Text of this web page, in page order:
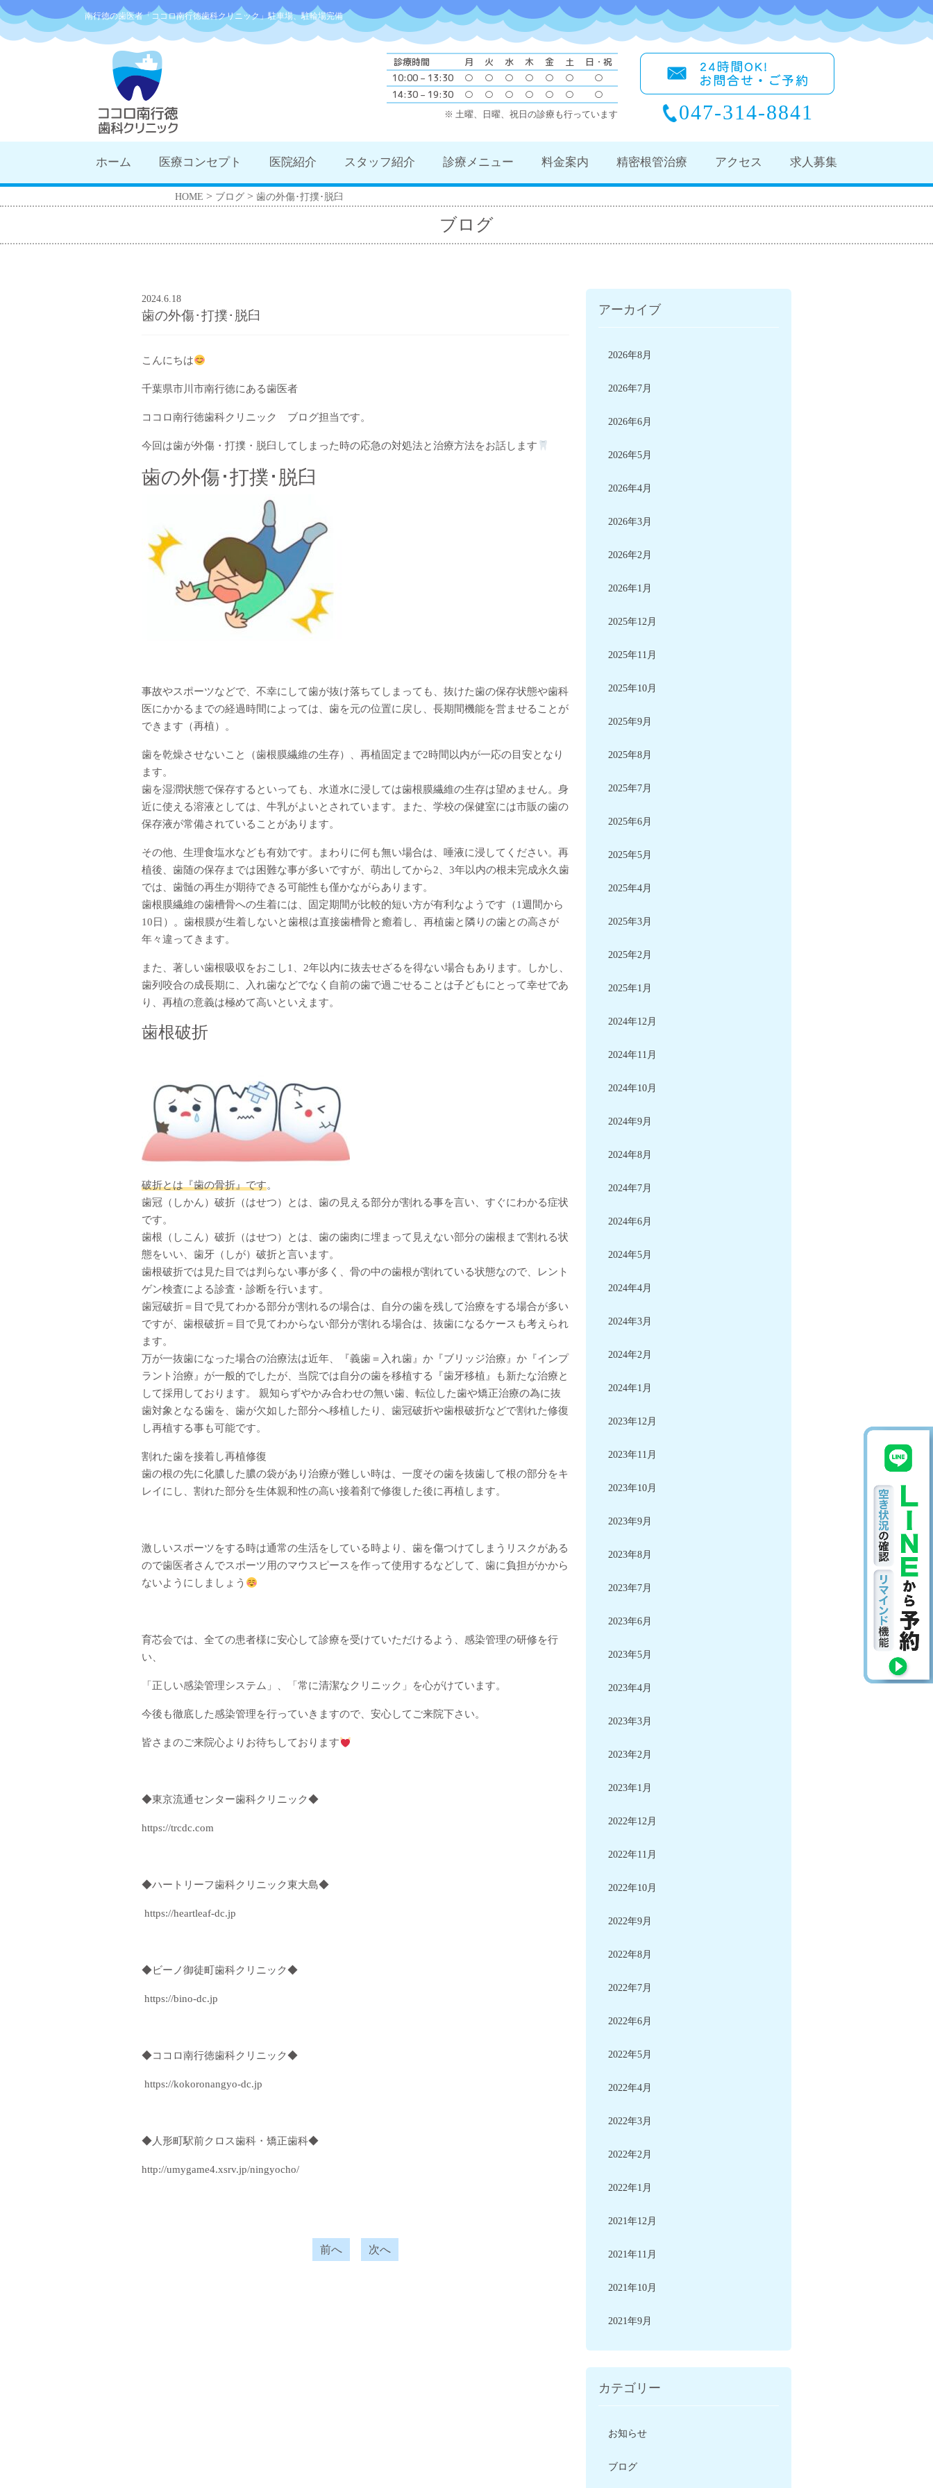
南行徳の歯医者「ココロ南行徳歯科クリニック」駐車場、駐輪場完備
診療時間 月 火 水 木 金 土
日・祝
10:00 – 13:30
○ ○ ○ ○ ○ ○
○
14:30 – 19:30
○ ○ ○ ○ ○ ○ ○
※ 土曜、日曜、祝日の診療も行っています 047-314-8841
ホーム 医療コンセプト 医院紹介 スタッフ紹介 診療メニュー 料金案内 精密根管治療 アクセス 求人募集
HOME > ブログ > 歯の外傷･打撲･脱臼
ブログ
2024.6.18
歯の外傷･打撲･脱臼
こんにちは
千葉県市川市南行徳にある歯医者
ココロ南行徳歯科クリニック ブログ担当です。
今回は歯が外傷・打撲・脱臼してしまった時の応急の対処法と治療方法をお話します
歯の外傷･打撲･脱臼
事故やスポーツなどで、不幸にして歯が抜け落ちてしまっても、抜けた歯の保存状態や歯科
医にかかるまでの経過時間によっては、歯を元の位置に戻し、長期間機能を営ませることが
できます（再植）。
歯を乾燥させないこと（歯根膜繊維の生存）、再植固定まで2時間以内が一応の目安となり
ます。
歯を湿潤状態で保存するといっても、水道水に浸しては歯根膜繊維の生存は望めません。身
近に使える溶液としては、牛乳がよいとされています。また、学校の保健室には市販の歯の
保存液が常備されていることがあります。
その他、生理食塩水なども有効です。まわりに何も無い場合は、唾液に浸してください。再
植後、歯随の保存までは困難な事が多いですが、萌出してから2、3年以内の根未完成永久歯
では、歯髄の再生が期待できる可能性も僅かながらあります。
歯根膜繊維の歯槽骨への生着には、固定期間が比較的短い方が有利なようです（1週間から
10日）。歯根膜が生着しないと歯根は直接歯槽骨と癒着し、再植歯と隣りの歯との高さが
年々違ってきます。
また、著しい歯根吸収をおこし1、2年以内に抜去せざるを得ない場合もあります。しかし、
歯列咬合の成長期に、入れ歯などでなく自前の歯で過ごせることは子どもにとって幸せであ
り、再植の意義は極めて高いといえます。
歯根破折
破折とは『歯の骨折』です。
歯冠（しかん）破折（はせつ）とは、歯の見える部分が割れる事を言い、すぐにわかる症状
です。
歯根（しこん）破折（はせつ）とは、歯の歯肉に埋まって見えない部分の歯根まで割れる状
態をいい、歯牙（しが）破折と言います。
歯根破折では見た目では判らない事が多く、骨の中の歯根が割れている状態なので、レント
ゲン検査による診査・診断を行います。
歯冠破折＝目で見てわかる部分が割れるの場合は、自分の歯を残して治療をする場合が多い
ですが、歯根破折＝目で見てわからない部分が割れる場合は、抜歯になるケースも考えられ
ます。
万が一抜歯になった場合の治療法は近年、『義歯＝入れ歯』か『ブリッジ治療』か『インプ
ラント治療』が一般的でしたが、当院では自分の歯を移植する『歯牙移植』も新たな治療と
して採用しております。 親知らずやかみ合わせの無い歯、転位した歯や矯正治療の為に抜
歯対象となる歯を、歯が欠如した部分へ移植したり、歯冠破折や歯根破折などで割れた修復
し再植する事も可能です。
割れた歯を接着し再植修復
歯の根の先に化膿した膿の袋があり治療が難しい時は、一度その歯を抜歯して根の部分をキ
レイにし、割れた部分を生体親和性の高い接着剤で修復した後に再植します。
激しいスポーツをする時は通常の生活をしている時より、歯を傷つけてしまうリスクがある
ので歯医者さんでスポーツ用のマウスピースを作って使用するなどして、歯に負担がかから
ないようにしましょう
育芯会では、全ての患者様に安心して診療を受けていただけるよう、感染管理の研修を行
い、
「正しい感染管理システム」、「常に清潔なクリニック」を心がけています。
今後も徹底した感染管理を行っていきますので、安心してご来院下さい。
皆さまのご来院心よりお待ちしております
◆東京流通センター歯科クリニック◆
https://trcdc.com
◆ハートリーフ歯科クリニック東大島◆
https://heartleaf-dc.jp
◆ビーノ御徒町歯科クリニック◆
https://bino-dc.jp
◆ココロ南行徳歯科クリニック◆
https://kokoronangyo-dc.jp
◆人形町駅前クロス歯科・矯正歯科◆
http://umygame4.xsrv.jp/ningyocho/
前へ 次へ
アーカイブ
2026年8月
2026年7月
2026年6月
2026年5月
2026年4月
2026年3月
2026年2月
2026年1月
2025年12月
2025年11月
2025年10月
2025年9月
2025年8月
2025年7月
2025年6月
2025年5月
2025年4月
2025年3月
2025年2月
2025年1月
2024年12月
2024年11月
2024年10月
2024年9月
2024年8月
2024年7月
2024年6月
2024年5月
2024年4月
2024年3月
2024年2月
2024年1月
2023年12月
2023年11月
2023年10月
2023年9月
2023年8月
2023年7月
2023年6月
2023年5月
2023年4月
2023年3月
2023年2月
2023年1月
2022年12月
2022年11月
2022年10月
2022年9月
2022年8月
2022年7月
2022年6月
2022年5月
2022年4月
2022年3月
2022年2月
2022年1月
2021年12月
2021年11月
2021年10月
2021年9月
カテゴリー
お知らせ
ブログ